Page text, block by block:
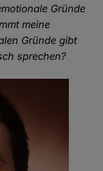
Gründe
meine
Gründe gibt
sprechen?